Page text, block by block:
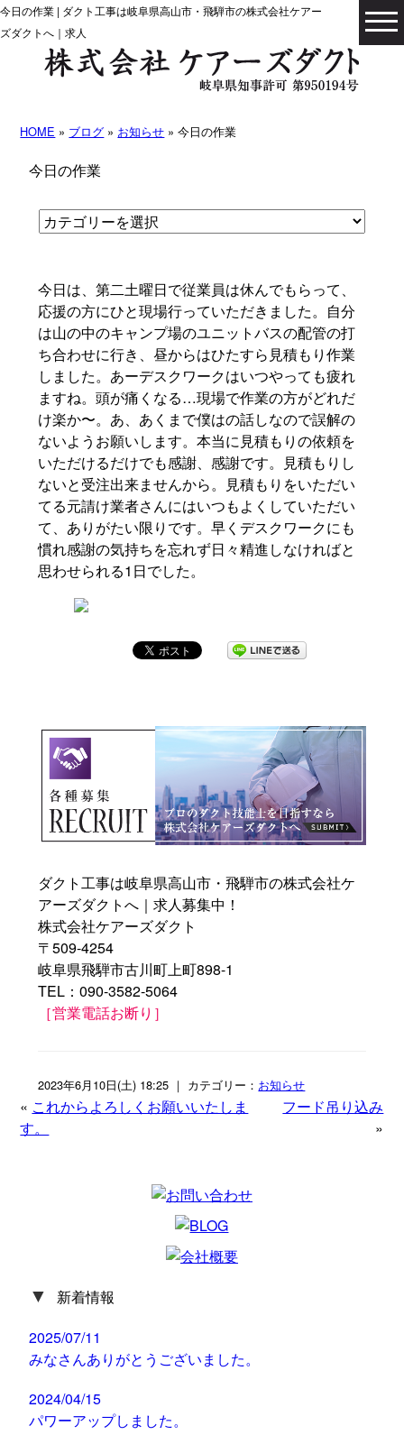
今日の作業 | ダクト工事は岐阜県高山市・飛騨市の株式会社ケアー
ズダクトへ｜求人
HOME » ブログ » お知らせ » 今日の作業
今日の作業
今日は、第二土曜日で従業員は休んでもらって、
応援の方にひと現場行っていただきました。自分
は山の中のキャンプ場のユニットバスの配管の打
ち合わせに行き、昼からはひたすら見積もり作業
しました。あーデスクワークはいつやっても疲れ
ますね。頭が痛くなる…現場で作業の方がどれだ
け楽か〜。あ、あくまで僕はの話しなので誤解の
ないようお願いします。本当に見積もりの依頼を
いただけるだけでも感謝、感謝です。見積もりし
ないと受注出来ませんから。見積もりをいただい
てる元請け業者さんにはいつもよくしていただい
て、ありがたい限りです。早くデスクワークにも
慣れ感謝の気持ちを忘れず日々精進しなければと
思わせられる1日でした。
ダクト工事は岐阜県高山市・飛騨市の株式会社ケ
アーズダクトへ｜求人募集中！
株式会社ケアーズダクト
〒509-4254
岐阜県飛騨市古川町上町898-1
TEL：090-3582-5064
［営業電話お断り］
2023年6月10日(土) 18:25 ｜ カテゴリー： お知らせ
« これからよろしくお願いいたしま
す。
フード吊り込み
»
▼ 新着情報
2025/07/11
みなさんありがとうございました。
2024/04/15
パワーアップしました。